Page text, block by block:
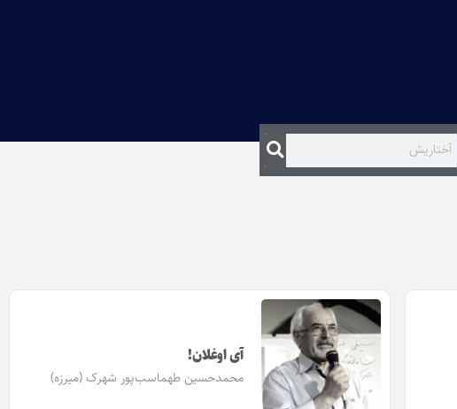
آی اوغلان!
محمدحسین طهماسب‌پور شهرک (میرزه)